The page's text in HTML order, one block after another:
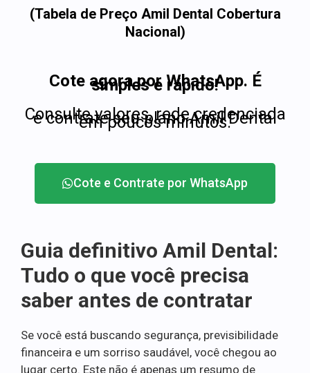
(Tabela de Preço Amil Dental Cobertura
Nacional)
Cote agora por WhatsApp. É
simples e rápido!
Consulte valores, rede credenciada
e contrate seu plano Amil Dental
em poucos minutos.
Cote e Contrate por WhatsApp
Guia definitivo Amil Dental:
Tudo o que você precisa
saber antes de contratar
Se você está buscando segurança, previsibilidade
financeira e um sorriso saudável, você chegou ao
lugar certo. Este não é apenas um resumo de